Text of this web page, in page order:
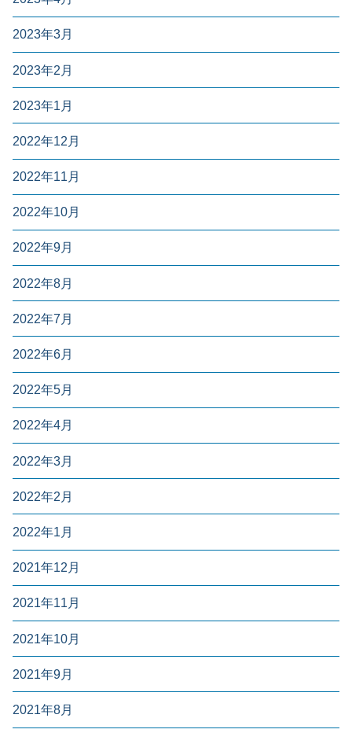
2023年3月
2023年2月
2023年1月
2022年12月
2022年11月
2022年10月
2022年9月
2022年8月
2022年7月
2022年6月
2022年5月
2022年4月
2022年3月
2022年2月
2022年1月
2021年12月
2021年11月
2021年10月
2021年9月
2021年8月